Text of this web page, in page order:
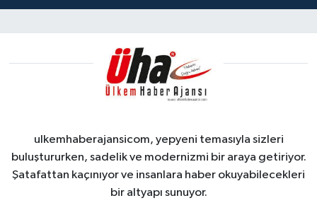
ulkemhaberajansicom, yepyeni temasıyla sizleri
buluştururken, sadelik ve modernizmi bir araya getiriyor.
Şatafattan kaçınıyor ve insanlara haber okuyabilecekleri
bir altyapı sunuyor.